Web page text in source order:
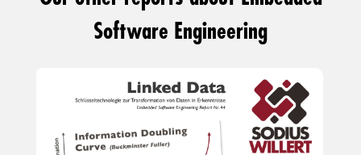
Software Engineering